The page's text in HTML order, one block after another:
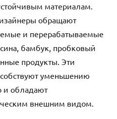
материалам.
обращают
и перерабатываемые
бамбук, пробковый
продукты. Эти
уменьшению
и обладают
внешним видом.